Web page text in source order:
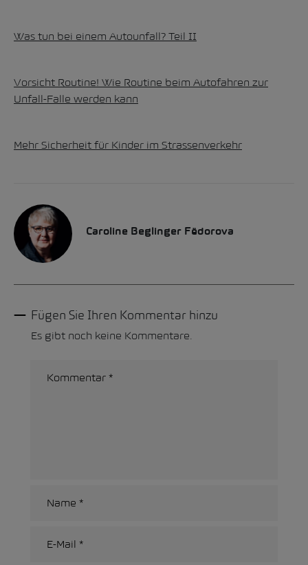
Was tun bei einem Autounfall? Teil II
Vorsicht Routine! Wie Routine beim Autofahren zur
Unfall-Falle werden kann
Mehr Sicherheit für Kinder im Strassenverkehr
Caroline Beglinger Fëdorova
Fügen Sie Ihren Kommentar hinzu
Es gibt noch keine Kommentare.